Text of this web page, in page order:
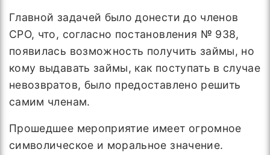
Главной задачей было донести до членов
СРО, что, согласно постановления № 938,
появилась возможность получить займы, но
кому выдавать займы, как поступать в случае
невозвратов, было предоставлено решить
самим членам.
Прошедшее мероприятие имеет огромное
символическое и моральное значение.